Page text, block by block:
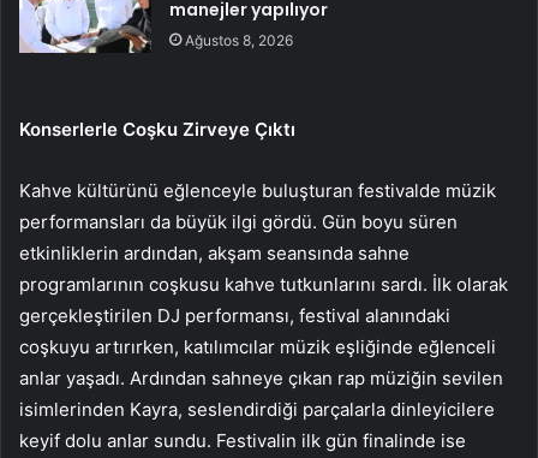
manejler yapılıyor
Ağustos 8, 2026
Konserlerle Coşku Zirveye Çıktı
Kahve kültürünü eğlenceyle buluşturan festivalde müzik
performansları da büyük ilgi gördü. Gün boyu süren
etkinliklerin ardından, akşam seansında sahne
programlarının coşkusu kahve tutkunlarını sardı. İlk olarak
gerçekleştirilen DJ performansı, festival alanındaki
coşkuyu artırırken, katılımcılar müzik eşliğinde eğlenceli
anlar yaşadı. Ardından sahneye çıkan rap müziğin sevilen
isimlerinden Kayra, seslendirdiği parçalarla dinleyicilere
keyif dolu anlar sundu. Festivalin ilk gün finalinde ise